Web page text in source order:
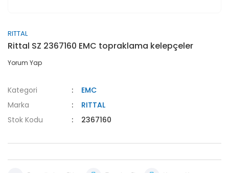
RITTAL
Rittal SZ 2367160 EMC topraklama kelepçeler
Yorum Yap
Kategori
EMC
Marka
RITTAL
Stok Kodu
2367160